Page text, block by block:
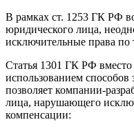
В рамках ст. 1253 ГК РФ
юридического лица,
исключительные права по
Статья 1301 ГК РФ
использованием
позволяет компании-
лица, нарушающего
компенсации: